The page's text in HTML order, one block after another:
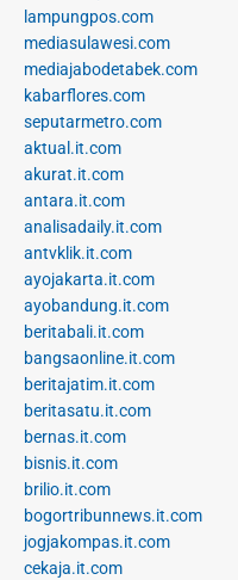
lampungpos.com
mediasulawesi.com
mediajabodetabek.com
kabarflores.com
seputarmetro.com
aktual.it.com
akurat.it.com
antara.it.com
analisadaily.it.com
antvklik.it.com
ayojakarta.it.com
ayobandung.it.com
beritabali.it.com
bangsaonline.it.com
beritajatim.it.com
beritasatu.it.com
bernas.it.com
bisnis.it.com
brilio.it.com
bogortribunnews.it.com
jogjakompas.it.com
cekaja.it.com